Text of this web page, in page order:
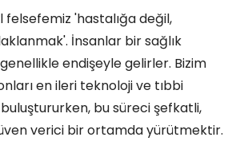
felsefemiz 'hastalığa değil,
İnsanlar bir sağlık
endişeyle gelirler. Bizim
en ileri teknoloji ve tıbbi
bu süreci şefkatli,
verici bir ortamda yürütmektir.